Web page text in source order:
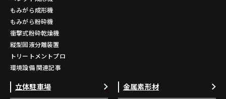
もみがら成形機
もみがら粉砕機
衝撃式粉砕乾燥機
縦型固液分離装置
トリートメントプロ
環境設備 関連記事
立体駐車場 金属素形材